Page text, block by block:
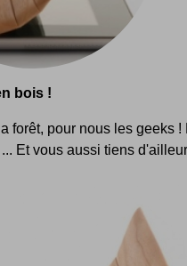
bois !
forêt, pour nous les geeks !
Et vous aussi tiens